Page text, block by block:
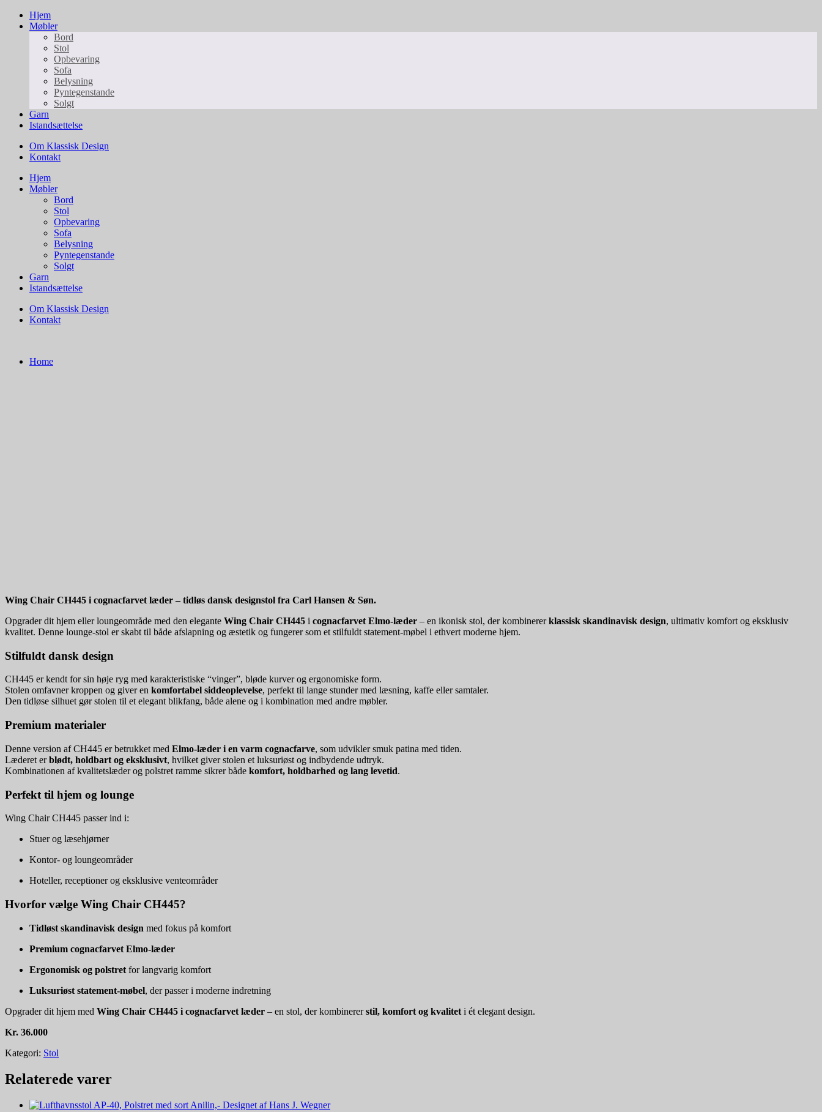
Hjem
Møbler
Bord
Stol
Opbevaring
Sofa
Belysning
Pyntegenstande
Solgt
Garn
Istandsættelse
Om Klassisk Design
Kontakt
Hjem
Møbler
Bord
Stol
Opbevaring
Sofa
Belysning
Pyntegenstande
Solgt
Garn
Istandsættelse
Om Klassisk Design
Kontakt
Home
Wing Chair CH445 i cognacfarvet læder – tidløs dansk designstol fra Carl Hansen & Søn.
Opgrader dit hjem eller loungeområde med den elegante Wing Chair CH445 i cognacfarvet Elmo-læder – en ikonisk stol, der kombinererklassisk skandinavisk design, ultimativ komfort og eksklusiv
kvalitet. Denne lounge-stol er skabt til både afslapning og æstetik og fungerer som et stilfuldt statement-møbel i ethvert moderne hjem.
Stilfuldt dansk design
CH445 er kendt for sin høje ryg med karakteristiske “vinger”, bløde kurver og ergonomiske form.
Stolen omfavner kroppen og giver en komfortabel siddeoplevelse, perfekt til lange stunder med læsning, kaffe eller samtaler.
Den tidløse silhuet gør stolen til et elegant blikfang, både alene og i kombination med andre møbler.
Premium materialer
Denne version af CH445 er betrukket med Elmo-læder i en varm cognacfarve, som udvikler smuk patina med tiden.
Læderet erblødt, holdbart og eksklusivt, hvilket giver stolen et luksuriøst og indbydende udtryk.
Kombinationen af kvalitetslæder og polstret ramme sikrer både komfort, holdbarhed og lang levetid.
Perfekt til hjem og lounge
Wing Chair CH445 passer ind i:
Stuer og læsehjørner
Kontor- og loungeområder
Hoteller, receptioner og eksklusive venteområder
Hvorfor vælge Wing Chair CH445?
Tidløst skandinavisk design med fokus på komfort
Premium cognacfarvet Elmo-læder
Ergonomisk og polstret for langvarig komfort
Luksuriøst statement-møbel, der passer i moderne indretning
Opgrader dit hjem med Wing Chair CH445 i cognacfarvet læder – en stol, der kombinererstil, komfort og kvalitet i ét elegant design.
Kr. 36.000
Kategori: Stol
Relaterede varer